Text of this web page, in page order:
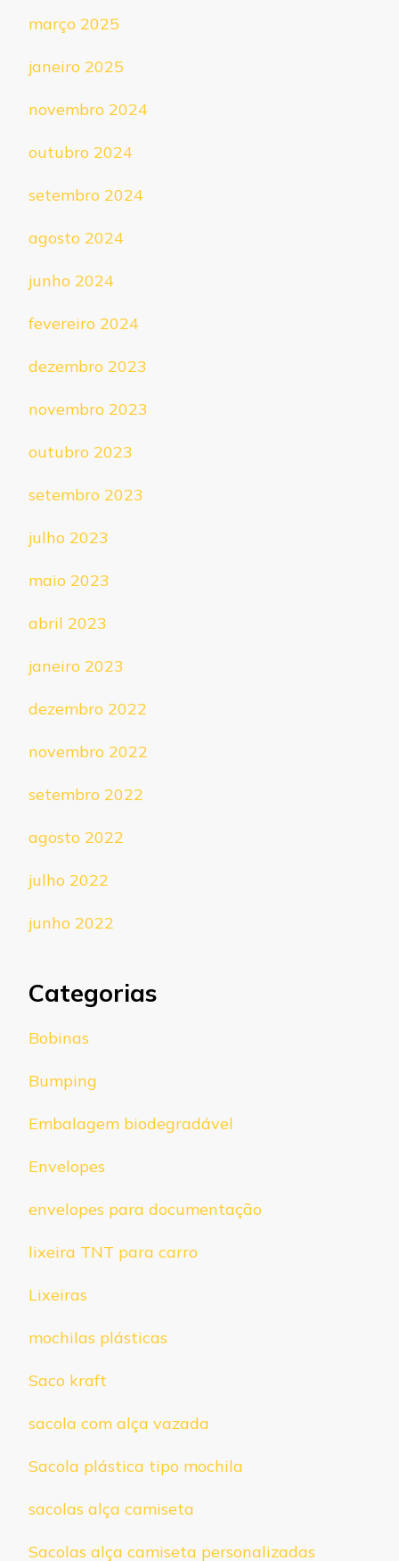
março 2025
janeiro 2025
novembro 2024
outubro 2024
setembro 2024
agosto 2024
junho 2024
fevereiro 2024
dezembro 2023
novembro 2023
outubro 2023
setembro 2023
julho 2023
maio 2023
abril 2023
janeiro 2023
dezembro 2022
novembro 2022
setembro 2022
agosto 2022
julho 2022
junho 2022
Categorias
Bobinas
Bumping
Embalagem biodegradável
Envelopes
envelopes para documentação
lixeira TNT para carro
Lixeiras
mochilas plásticas
Saco kraft
sacola com alça vazada
Sacola plástica tipo mochila
sacolas alça camiseta
Sacolas alça camiseta personalizadas